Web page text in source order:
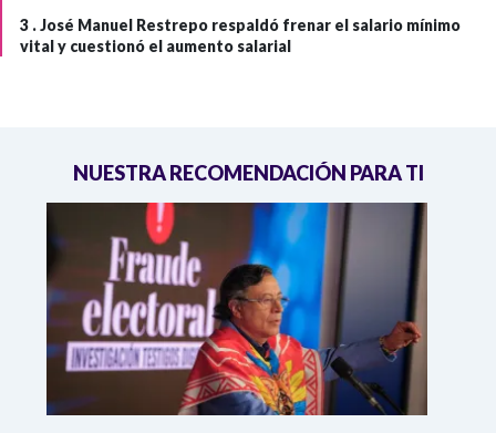
3 .José Manuel Restrepo respaldó frenar el salario mínimo
vital y cuestionó el aumento salarial
NUESTRA RECOMENDACIÓN PARA TI